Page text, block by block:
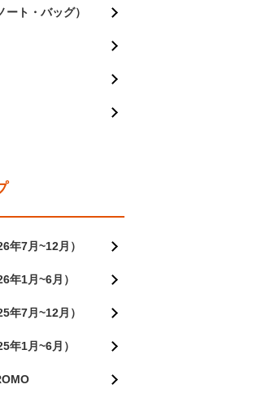
ート・バッグ）
年7月~12月）
年1月~6月）
年7月~12月）
年1月~6月）